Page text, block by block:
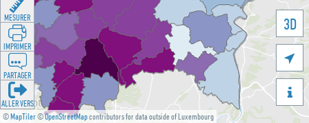
©MapTiler©OpenStreetMapcontributors for data outside of Luxembourg
3D


MESURER
IMPRIMER
PARTAGER
ALLER VERS